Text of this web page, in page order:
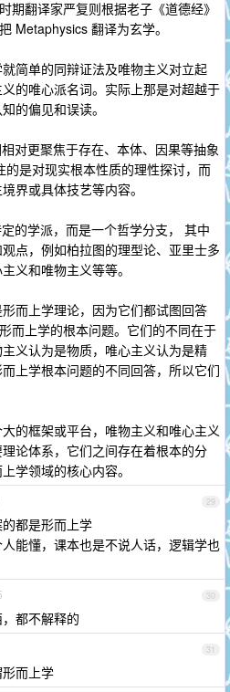
期翻译家严复则根据老子《道德经》
Metaphysics 翻译为玄学。
简单的同辩证法及唯物主义对立起
的唯心派名词。实际上那是对超越于
的偏见和误读。
对更聚焦于存在、本体、因果等抽象
是对现实根本性质的理性探讨，而
界或具体技艺等内容。
的学派，而是一个哲学分支， 其中
点，例如柏拉图的理型论、亚里士多
义和唯物主义等等。
而上学理论，因为它们都试图回答
而上学的根本问题。它们的不同在于
义认为是物质，唯心主义认为是精
上学根本问题的不同回答，所以它们
的框架或平台，唯物主义和唯心主义
论体系，它们之间存在着根本的分
学领域的核心内容。
29
都是形而上学
能懂，课本也是不说人话，逻辑学也
30
都不解释的
31
而上学